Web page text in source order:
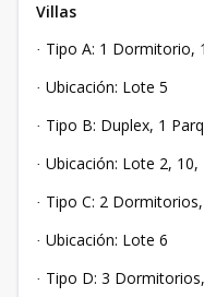
Villas
· Tipo A: 1 Dormitorio,
· Ubicación: Lote 5
· Tipo B: Duplex, 1
· Ubicación: Lote 2, 10,
· Tipo C: 2
· Ubicación: Lote 6
· Tipo D: 3